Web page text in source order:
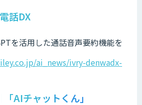
話DX
を活用した通話音声要約機能を
ai_news/ivry-denwadx-
AIチャットくん」